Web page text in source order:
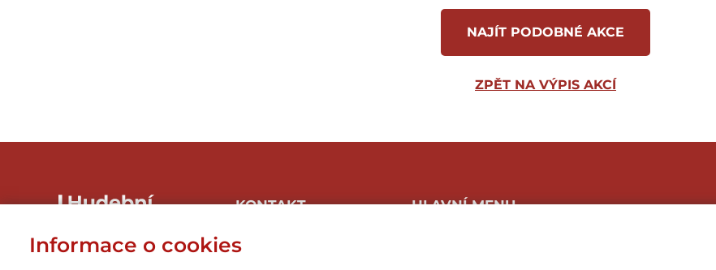
NAJÍT PODOBNÉ AKCE
ZPĚT NA VÝPIS AKCÍ
KONTAKT
Hrnčířská 1/246, 669 04
HLAVNÍ MENU
Informace o cookies